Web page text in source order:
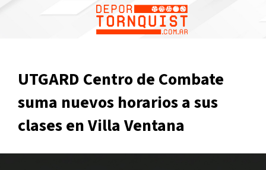
UTGARD Centro de Combate
suma nuevos horarios a sus
clases en Villa Ventana